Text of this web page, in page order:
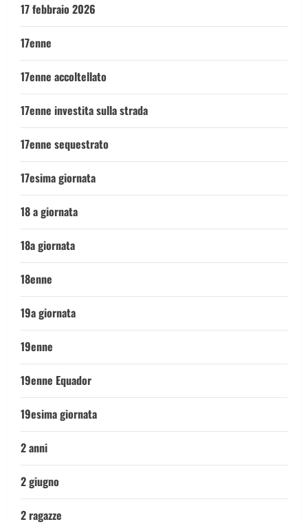
17 febbraio 2026
17enne
17enne accoltellato
17enne investita sulla strada
17enne sequestrato
17esima giornata
18 a giornata
18a giornata
18enne
19a giornata
19enne
19enne Equador
19esima giornata
2 anni
2 giugno
2 ragazze